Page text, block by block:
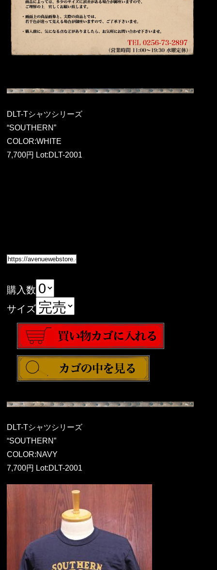
DLT-Tシャツシリーズ
“SOUTHERN”
COLOR:WHITE
7,700円 Lot:DLT-2001
購入数
サイズ
DLT-Tシャツシリーズ
“SOUTHERN”
COLOR:NAVY
7,700円 Lot:DLT-2001